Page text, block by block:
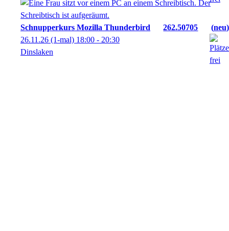
Schnupperkurs Mozilla Thunderbird 262.50705
neu
26.11.26 (1-mal) 18:00 - 20:30
Dinslaken